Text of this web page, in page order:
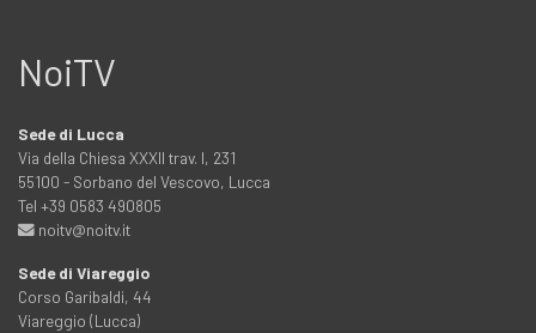
NoiTV
Sede di Lucca
Via della Chiesa XXXII trav. I, 231
55100 - Sorbano del Vescovo, Lucca
Tel +39 0583 490805
noitv@noitv.it
Sede di Viareggio
Corso Garibaldi, 44
Viareggio (Lucca)